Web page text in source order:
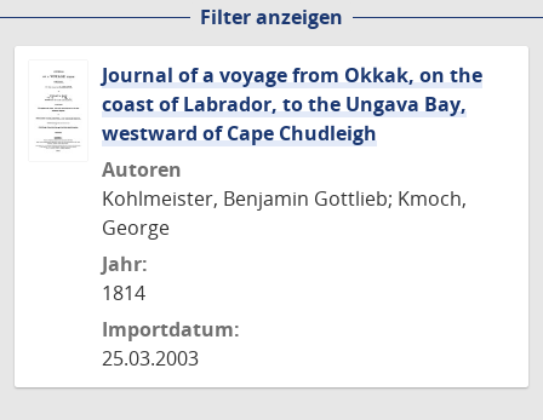
Filter anzeigen
Journal of a voyage from Okkak, on the
coast of Labrador, to the Ungava Bay,
westward of Cape Chudleigh
Autoren
Kohlmeister, Benjamin Gottlieb; Kmoch,
George
Jahr:
1814
Importdatum:
25.03.2003